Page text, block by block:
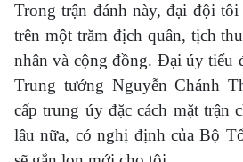
Trong trận đánh này, đại đội tôi
trên một trăm địch quân, tịch
nhân và cộng đồng. Đại úy tiểu
Trung tướng Nguyễn Chánh
cấp trung úy đặc cách mặt trận
lâu nữa, có nghị định của Bộ